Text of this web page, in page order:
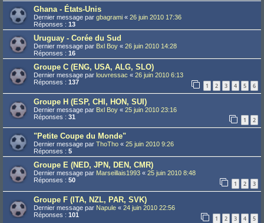
Ghana - États-Unis
Dernier message par gbagrami « 26 juin 2010 17:36
Réponses : 13
Uruguay - Corée du Sud
Dernier message par Bxl Boy « 26 juin 2010 14:28
Réponses : 16
Groupe C (ENG, USA, ALG, SLO)
Dernier message par louvressac « 26 juin 2010 6:13
Réponses : 137 1 2 3 4 5 6
Groupe H (ESP, CHI, HON, SUI)
Dernier message par Bxl Boy « 25 juin 2010 23:16
Réponses : 31 1 2
"Petite Coupe du Monde"
Dernier message par ThoTho « 25 juin 2010 9:26
Réponses : 5
Groupe E (NED, JPN, DEN, CMR)
Dernier message par Marseillais1993 « 25 juin 2010 8:48
Réponses : 50 1 2 3
Groupe F (ITA, NZL, PAR, SVK)
Dernier message par Napule « 24 juin 2010 22:56
Réponses : 101 1 2 3 4 5